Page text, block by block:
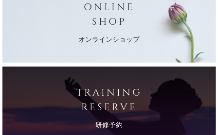
ONLINE
SHOP
オンラインショップ
TRAINING
RESERVE
研修予約